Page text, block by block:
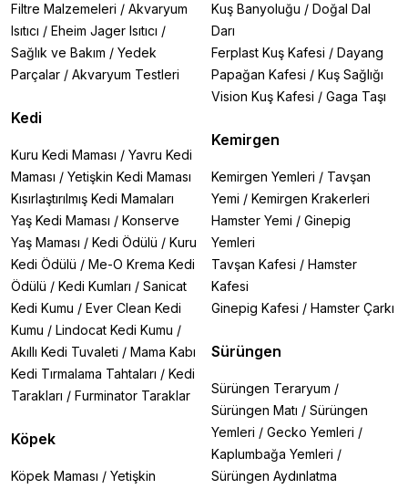
Filtre Malzemeleri / Akvaryum
Isıtıcı / Eheim Jager Isıtıcı /
Sağlık ve Bakım / Yedek
Parçalar / Akvaryum Testleri
Kedi
Kuru Kedi Maması / Yavru Kedi
Maması / Yetişkin Kedi Maması
Kısırlaştırılmış Kedi Mamaları
Yaş Kedi Maması / Konserve
Yaş Maması / Kedi Ödülü / Kuru
Kedi Ödülü / Me-O Krema Kedi
Ödülü / Kedi Kumları / Sanicat
Kedi Kumu / Ever Clean Kedi
Kumu / Lindocat Kedi Kumu /
Akıllı Kedi Tuvaleti / Mama Kabı
Kedi Tırmalama Tahtaları / Kedi
Tarakları / Furminator Taraklar
Köpek
Köpek Maması / Yetişkin
Kuş Banyoluğu / Doğal Dal
Darı
Ferplast Kuş Kafesi / Dayang
Papağan Kafesi / Kuş Sağlığı
Vision Kuş Kafesi / Gaga Taşı
Kemirgen
Kemirgen Yemleri / Tavşan
Yemi / Kemirgen Krakerleri
Hamster Yemi / Ginepig
Yemleri
Tavşan Kafesi / Hamster
Kafesi
Ginepig Kafesi / Hamster Çarkı
Sürüngen
Sürüngen Teraryum /
Sürüngen Matı / Sürüngen
Yemleri / Gecko Yemleri /
Kaplumbağa Yemleri /
Sürüngen Aydınlatma